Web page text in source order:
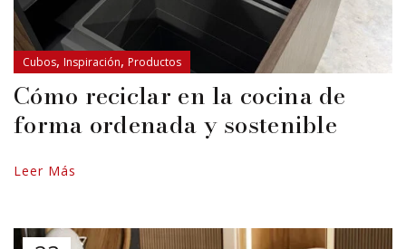
Cubos, Inspiración, Productos
Cómo reciclar en la cocina de
forma ordenada y sostenible
Leer Más